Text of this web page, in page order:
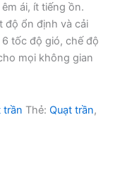
ái, ít tiếng ồn.
độ ổn định và cải
tốc độ gió, chế độ
mọi không gian
trần Thẻ: Quạt trần,